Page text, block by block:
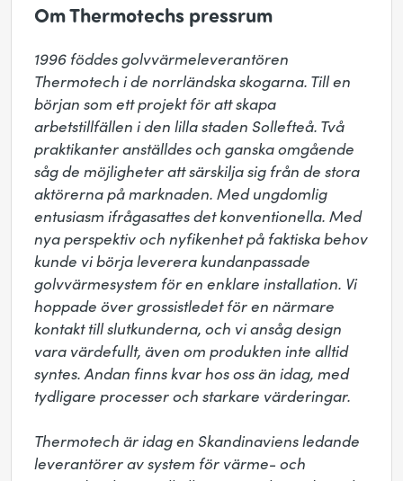
Om Thermotechs pressrum
1996 föddes golvvärmeleverantören
Thermotech i de norrländska skogarna. Till en
början som ett projekt för att skapa
arbetstillfällen i den lilla staden Sollefteå. Två
praktikanter anställdes och ganska omgående
såg de möjligheter att särskilja sig från de stora
aktörerna på marknaden. Med ungdomlig
entusiasm ifrågasattes det konventionella. Med
nya perspektiv och nyfikenhet på faktiska behov
kunde vi börja leverera kundanpassade
golvvärmesystem för en enklare installation. Vi
hoppade över grossistledet för en närmare
kontakt till slutkunderna, och vi ansåg design
vara värdefullt, även om produkten inte alltid
syntes. Andan finns kvar hos oss än idag, med
tydligare processer och starkare värderingar.
Thermotech är idag en Skandinaviens ledande
leverantörer av system för värme- och